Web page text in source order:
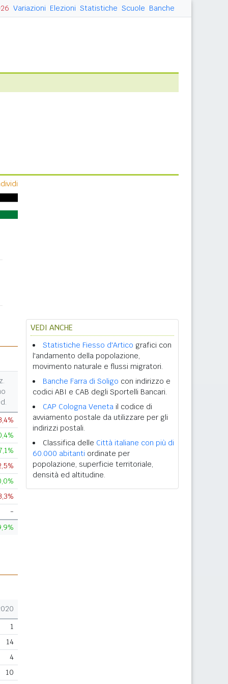
Variazioni Elezioni Statistiche Scuole Banche
-
1
14
4
10
VEDI ANCHE
Statistiche Fiesso d'Artico grafici con
l'andamento della popolazione,
movimento naturale e flussi migratori.
Banche Farra di Soligo con indirizzo e
codici ABI e CAB degli Sportelli Bancari.
CAP Cologna Veneta il codice di
avviamento postale da utilizzare per gli
indirizzi postali.
Classifica delle Città italiane con più di
60.000 abitanti ordinate per
popolazione, superficie territoriale,
densità ed altitudine.